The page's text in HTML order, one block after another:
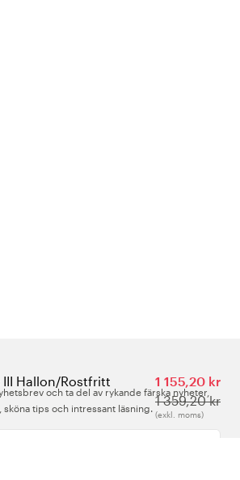
Hallon/Rostfritt
1 155,20 kr
1 359,20 kr
(exkl. moms)
och ta del av rykande färska nyheter,
tips och intressant läsning.